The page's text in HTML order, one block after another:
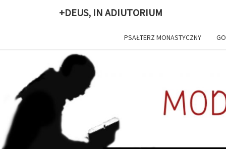
+DEUS, IN ADIUTORIUM
PSAŁTERZ MONASTYCZNY